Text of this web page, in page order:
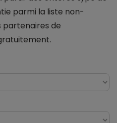
parmi la liste non-
partenaires de